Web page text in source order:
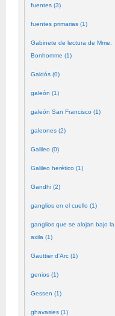
fuentes (3)
fuentes primarias (1)
Gabinete de lectura de Mme.
Bonhomme (1)
Galdós (0)
galeón (1)
galeón San Francisco (1)
galeones (2)
Galileo (0)
Galileo herético (1)
Gandhi (2)
ganglios en el cuello (1)
ganglios que se alojan bajo la
axila (1)
Gauttier d'Arc (1)
genios (1)
Gessen (1)
ghavasies (1)